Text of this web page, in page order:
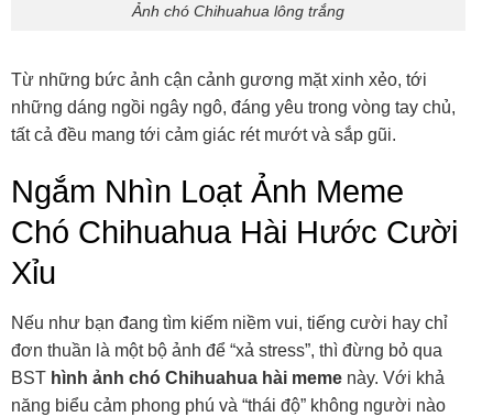
Ảnh chó Chihuahua lông trắng
Từ những bức ảnh cận cảnh gương mặt xinh xẻo, tới
những dáng ngồi ngây ngô, đáng yêu trong vòng tay chủ,
tất cả đều mang tới cảm giác rét mướt và sắp gũi.
Ngắm Nhìn Loạt Ảnh Meme
Chó Chihuahua Hài Hước Cười
Xỉu
Nếu như bạn đang tìm kiếm niềm vui, tiếng cười hay chỉ
đơn thuần là một bộ ảnh để “xả stress”, thì đừng bỏ qua
BST hình ảnh chó Chihuahua hài meme này. Với khả
năng biểu cảm phong phú và “thái độ” không người nào